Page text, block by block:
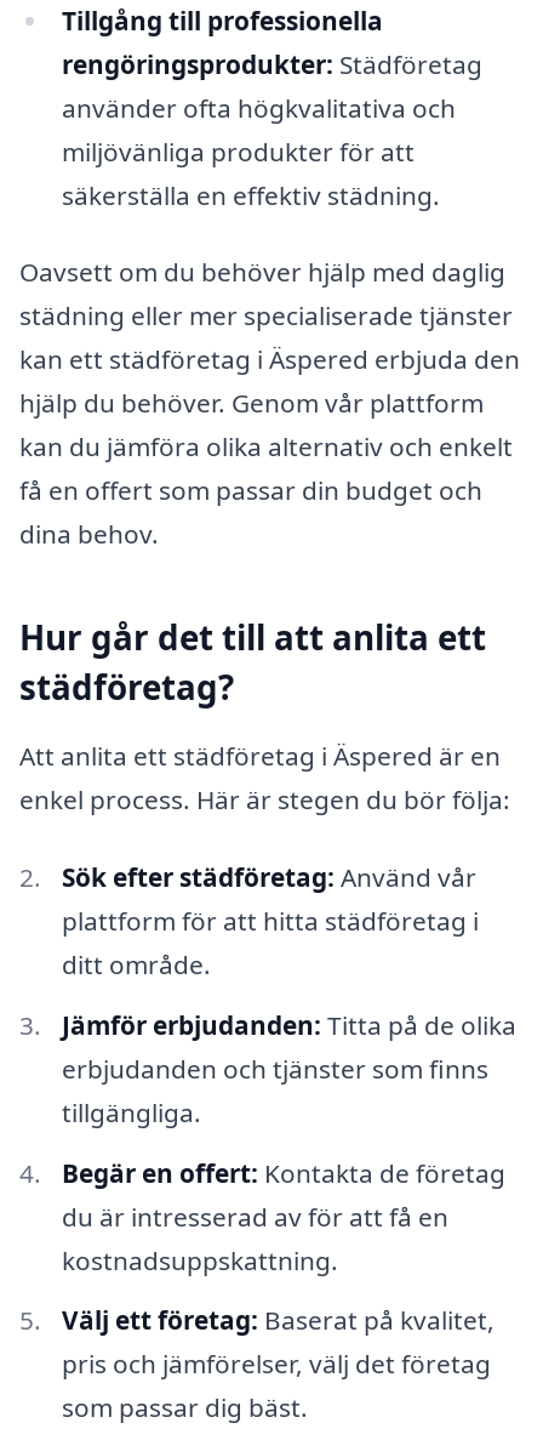
Tillgång till professionella
rengöringsprodukter: Städföretag
använder ofta högkvalitativa och
miljövänliga produkter för att
säkerställa en effektiv städning.
Oavsett om du behöver hjälp med daglig
städning eller mer specialiserade tjänster
kan ett städföretag i Äspered erbjuda den
hjälp du behöver. Genom vår plattform
kan du jämföra olika alternativ och enkelt
få en offert som passar din budget och
dina behov.
Hur går det till att anlita ett
städföretag?
Att anlita ett städföretag i Äspered är en
enkel process. Här är stegen du bör följa:
Sök efter städföretag: Använd vår
plattform för att hitta städföretag i
ditt område.
Jämför erbjudanden: Titta på de olika
erbjudanden och tjänster som finns
tillgängliga.
Begär en offert: Kontakta de företag
du är intresserad av för att få en
kostnadsuppskattning.
Välj ett företag: Baserat på kvalitet,
pris och jämförelser, välj det företag
som passar dig bäst.